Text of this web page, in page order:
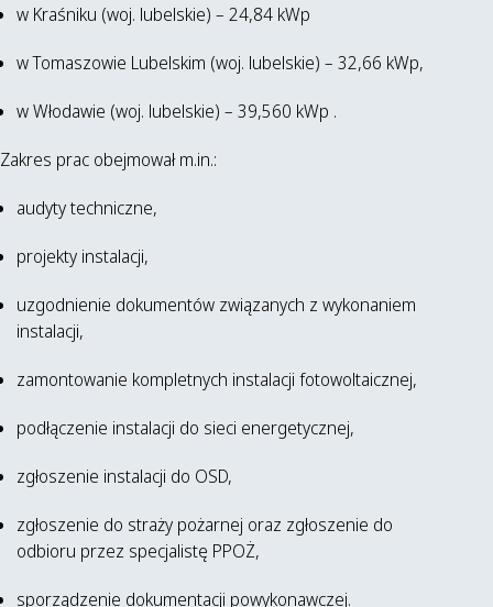
w Kraśniku (woj. lubelskie) – 24,84 kWp
w Tomaszowie Lubelskim (woj. lubelskie) – 32,66 kWp,
w Włodawie (woj. lubelskie) – 39,560 kWp .
Zakres prac obejmował m.in.:
audyty techniczne,
projekty instalacji,
uzgodnienie dokumentów związanych z wykonaniem
instalacji,
zamontowanie kompletnych instalacji fotowoltaicznej,
podłączenie instalacji do sieci energetycznej,
zgłoszenie instalacji do OSD,
zgłoszenie do straży pożarnej oraz zgłoszenie do
odbioru przez specjalistę PPOŻ,
sporządzenie dokumentacji powykonawczej.